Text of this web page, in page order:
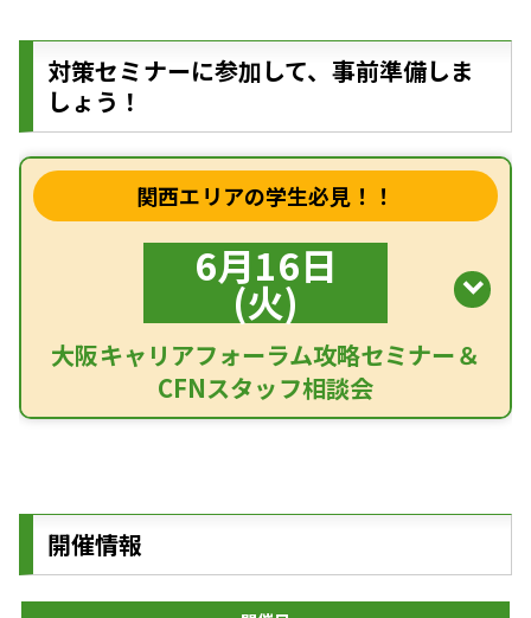
対策セミナーに参加して、事前準備しま
しょう！
関西エリアの学生必見！！
6月16日
(火)
大阪キャリアフォーラム攻略セミナー＆
CFNスタッフ相談会
開催情報